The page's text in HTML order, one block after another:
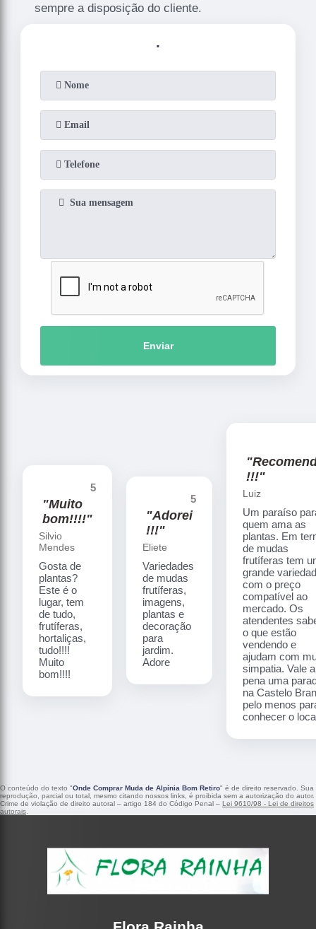
sempre a disposição do cliente.
.
Enviar
5
"Muito
bom!!!!"
Silvio
Mendes
Gosta de
plantas?
Este é o
lugar, tem
de tudo,
frutíferas,
hortaliças,
tudo!!!!
Muito
bom!!!!
5
"Adorei
!!!"
Eliete
Variedades
de mudas
frutíferas,
imagens,
plantas e
decoração
para
jardim.
Adore
!!!"
Luiz
Um paraíso
quem ama as
plantas. Em
de mudas
frutíferas tem
grande
com o preço
compatível ao
mercado. Os
atendentes
o que estão
vendendo e
ajudam com
simpatia. Vale a
pena uma
na Castelo
pelo menos
conhecer o
O conteúdo do texto "Onde Comprar Muda de Alpínia Bom Retiro" é de direito reservado. Sua
reprodução, parcial ou total, mesmo citando nossos links, é proibida sem a autorização do autor.
Crime de violação de direito autoral – artigo 184 do Código Penal – Lei 9610/98 - Lei de direitos
autorais